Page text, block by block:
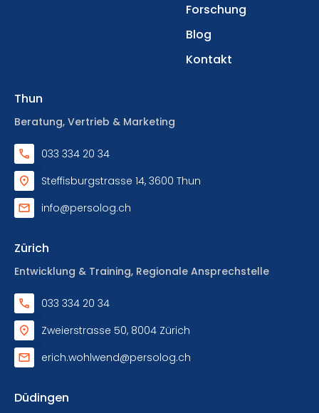
Forschung
Blog
Kontakt
Thun
Beratung, Vertrieb & Marketing
033 334 20 34
Steffisburgstrasse 14, 3600 Thun
info@persolog.ch
Zürich
Entwicklung & Training, Regionale Ansprechstelle
033 334 20 34
Zweierstrasse 50, 8004 Zürich
erich.wohlwend@persolog.ch
Düdingen